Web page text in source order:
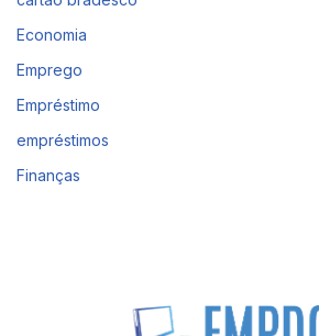
Economia
Emprego
Empréstimo
empréstimos
Finanças